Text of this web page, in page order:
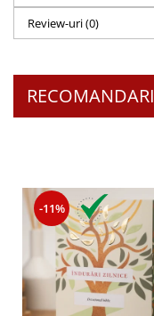
Diverse
Lupta Spirituala
Suferinta
Dezvoltare personala
Leadership
Sanatate / nutritie
Review-uri(0)
RECOMANDARI
-11%